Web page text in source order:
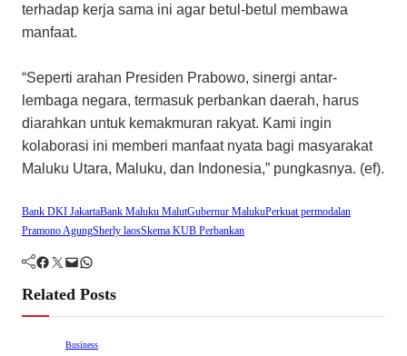
terhadap kerja sama ini agar betul-betul membawa
manfaat.
“Seperti arahan Presiden Prabowo, sinergi antar-
lembaga negara, termasuk perbankan daerah, harus
diarahkan untuk kemakmuran rakyat. Kami ingin
kolaborasi ini memberi manfaat nyata bagi masyarakat
Maluku Utara, Maluku, dan Indonesia,” pungkasnya. (ef).
Bank DKI JakartaBank Maluku MalutGubernur MalukuPerkuat permodalan
Pramono AgungSherly laosSkema KUB Perbankan
Facebook Twitter Mail WhatsApp
Related Posts
Business